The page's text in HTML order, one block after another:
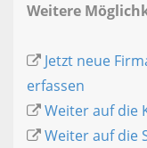
Weitere
Jetzt neue
erfassen
Weiter auf die
Weiter auf die